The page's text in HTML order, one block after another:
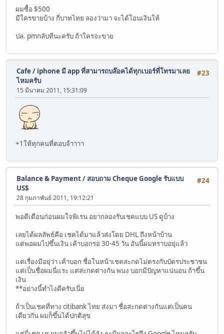
ผมซื้อ $500
มีใครขายบ้าง กี่บาทไทย ลองว่ามา จะได้โอนเงินให้
ปล. pmกลับทีนะครับ ถ้าใครจะขาย
#23
Cafe/ iphone มี app ที่สามารถบล๊อคได้ทุกเบอร์ที่โทรมาเลย
ไหมครับ
15 มีนาคม 2011, 15:31:09
+1ให้ทุกคนที่ตอบจ้าาาา
#24
Balance & Payment/ สอบถาม Cheque Google รับแบบ
US$
28 กุมภาพันธ์ 2011, 19:12:21
พอดีเดือนก่อนผมใจพิเรน อยากลองรับเชคแบบ US ดูบ้าง
เลยได้ผลลัพธ์คือ เชคได้มาแล้วส่งโดย DHL ถึงหน้าบ้าน
แต่พอผมไปขึ้นเงิน เค้าบอกรอ 30-45 วัน อันนี้ผมทราบอยุ่แล้ว
แต่เรื่องมีอยุ่ว่า เค้าบอก ชื่อในหน้าเชคสะกดไม่ตรงกับบัตรประชาชน
แต่เป็นชื่อผมนี่แระ แต่สะกดต่างกัน พนง บอกมีปัญหาแน่นอน ถ้าขึ้น
เงิน
**อย่างนี้ทำไงดีครับเนี่ย
ถ้าเป็นเชคที่ทาง citibank ไทย ส่งมา ชื่อสะกดต่างกันแต่เป็นคน
เดียวกัน ผมก็ขึ้นได้ปกติสุข